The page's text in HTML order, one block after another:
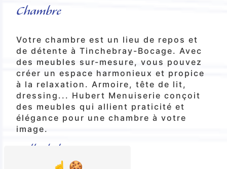
Chambre
Votre chambre est un lieu de repos et
de détente à Tinchebray-Bocage. Avec
des meubles sur-mesure, vous pouvez
créer un espace harmonieux et propice
à la relaxation. Armoire, tête de lit,
dressing... Hubert Menuiserie conçoit
des meubles qui allient praticité et
élégance pour une chambre à votre
image.
Salle de bain